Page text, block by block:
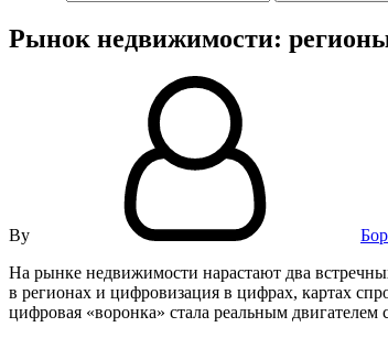
Рынок недвижимости:
By
На рынке недвижимости нарастают два
в регионах и цифровизация в цифрах, картах
цифровая «воронка» стала реальным двигателем